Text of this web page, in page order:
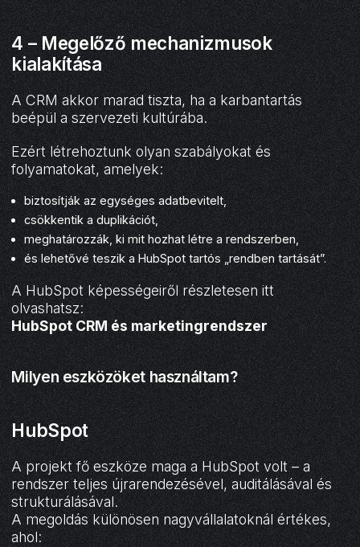
4 – Megelőző mechanizmusok
kialakítása
A CRM akkor marad tiszta, ha a karbantartás
beépül a szervezeti kultúrába.
Ezért létrehoztunk olyan szabályokat és
folyamatokat, amelyek:
biztosítják az egységes adatbevitelt,
csökkentik a duplikációt,
meghatározzák, ki mit hozhat létre a rendszerben,
és lehetővé teszik a HubSpot tartós „rendben tartását”.
A HubSpot képességeiről részletesen itt
olvashatsz:
HubSpot CRM és marketingrendszer
Milyen eszközöket használtam?
HubSpot
A projekt fő eszköze maga a HubSpot volt – a
rendszer teljes újrarendezésével, auditálásával és
strukturálásával.
A megoldás különösen nagyvállalatoknál értékes,
ahol: